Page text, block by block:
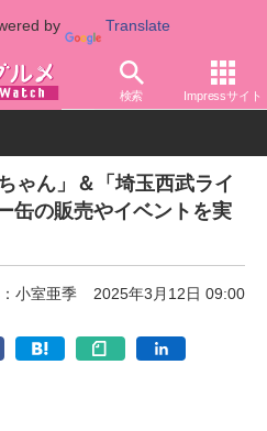
by Translate
検索 Impressサイト
不二家
ゃん」＆「埼玉西武ライ
缶の販売やイベントを実
小室亜季 2025年3月12日 09:00